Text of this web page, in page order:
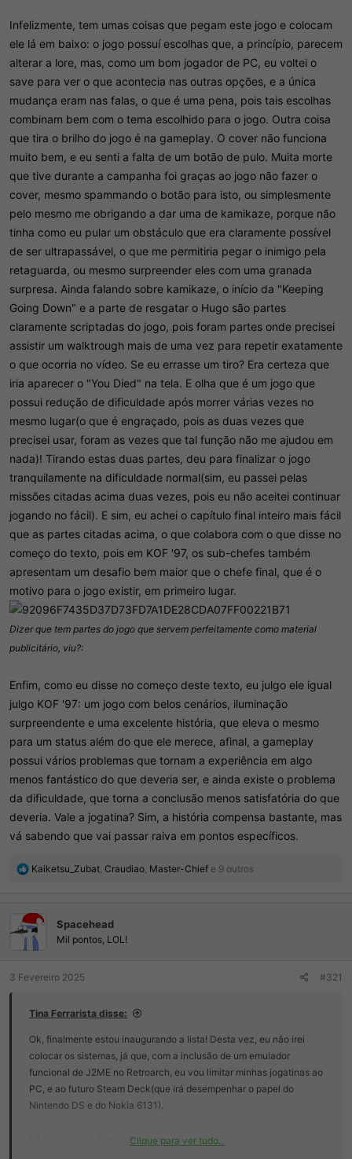
Infelizmente, tem umas coisas que pegam este jogo e colocam
ele lá em baixo: o jogo possuí escolhas que, a princípio, parecem
alterar a lore, mas, como um bom jogador de PC, eu voltei o
save para ver o que acontecia nas outras opções, e a única
mudança eram nas falas, o que é uma pena, pois tais escolhas
combinam bem com o tema escolhido para o jogo. Outra coisa
que tira o brilho do jogo é na gameplay. O cover não funciona
muito bem, e eu senti a falta de um botão de pulo. Muita morte
que tive durante a campanha foi graças ao jogo não fazer o
cover, mesmo spammando o botão para isto, ou simplesmente
pelo mesmo me obrigando a dar uma de kamikaze, porque não
tinha como eu pular um obstáculo que era claramente possível
de ser ultrapassável, o que me permitiria pegar o inimigo pela
retaguarda, ou mesmo surpreender eles com uma granada
surpresa. Ainda falando sobre kamikaze, o início da "Keeping
Going Down" e a parte de resgatar o Hugo são partes
claramente scriptadas do jogo, pois foram partes onde precisei
assistir um walktrough mais de uma vez para repetir exatamente
o que ocorria no vídeo. Se eu errasse um tiro? Era certeza que
iria aparecer o "You Died" na tela. E olha que é um jogo que
possui redução de dificuldade após morrer várias vezes no
mesmo lugar(o que é engraçado, pois as duas vezes que
precisei usar, foram as vezes que tal função não me ajudou em
nada)! Tirando estas duas partes, deu para finalizar o jogo
tranquilamente na dificuldade normal(sim, eu passei pelas
missões citadas acima duas vezes, pois eu não aceitei continuar
jogando no fácil). E sim, eu achei o capítulo final inteiro mais fácil
que as partes citadas acima, o que colabora com o que disse no
começo do texto, pois em KOF '97, os sub-chefes também
apresentam um desafio bem maior que o chefe final, que é o
motivo para o jogo existir, em primeiro lugar.
Dizer que tem partes do jogo que servem perfeitamente como material
publicitário, viu?:
Enfim, como eu disse no começo deste texto, eu julgo ele igual
julgo KOF '97: um jogo com belos cenários, iluminação
surpreendente e uma excelente história, que eleva o mesmo
para um status além do que ele merece, afinal, a gameplay
possui vários problemas que tornam a experiência em algo
menos fantástico do que deveria ser, e ainda existe o problema
da dificuldade, que torna a conclusão menos satisfatória do que
deveria. Vale a jogatina? Sim, a história compensa bastante, mas
vá sabendo que vai passar raiva em pontos específicos.
R
ç
õ
e
s
Kaiketsu_Zubat, Craudiao, Master-Chief e 9 outros
Spacehead
Mil pontos, LOL!
3 Fevereiro 2025 #321
Tina Ferrarista disse:
Ok, finalmente estou inaugurando a lista! Desta vez, eu não irei
colocar os sistemas, já que, com a inclusão de um emulador
funcional de J2ME no Retroarch, eu vou limitar minhas jogatinas ao
PC, e ao futuro Steam Deck(que irá desempenhar o papel do
Nintendo DS e do Nokia 6131).
01 - Spec Ops: The Line -Bom
Clique para ver tudo...